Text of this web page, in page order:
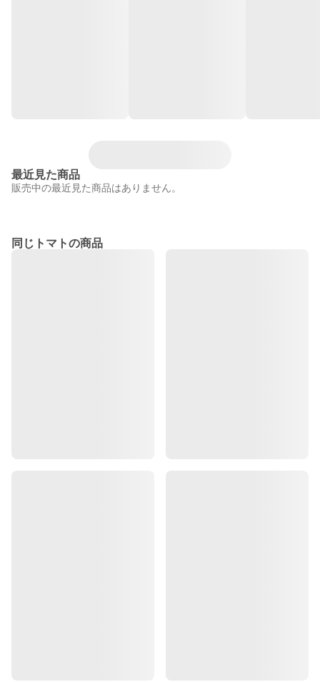
最近見た商品
販売中の最近見た商品はありません。
同じトマトの商品